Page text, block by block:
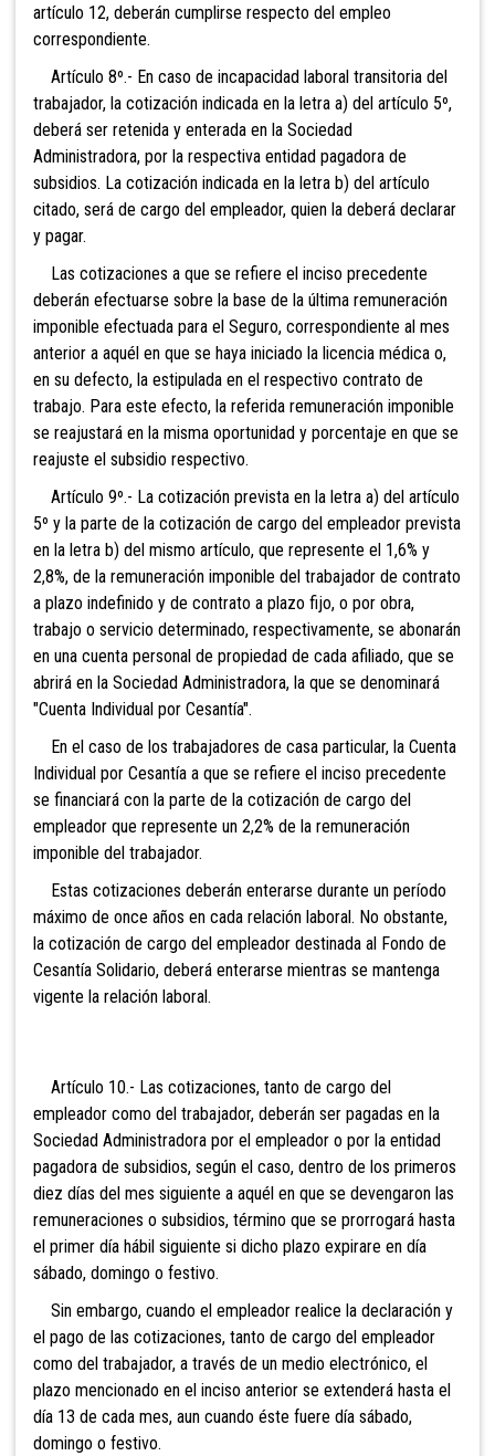
artículo 12, deberán cumplirse respecto del empleo
correspondiente.
Artículo 8º.- En caso de incapacidad laboral transitoria del
trabajador, la cotización indicada en la letra a) del artículo 5º,
deberá ser retenida y enterada en la Sociedad
Administradora, por la respectiva entidad pagadora de
subsidios. La cotización indicada en la letra b) del artículo
citado, será de cargo del empleador, quien la deberá declarar
y pagar.
Las cotizaciones a que se refiere el inciso precedente
deberán efectuarse sobre la base de la última remuneración
imponible efectuada para el Seguro, correspondiente al mes
anterior a aquél en que se haya iniciado la licencia médica o,
en su defecto, la estipulada en el respectivo contrato de
trabajo. Para este efecto, la referida remuneración imponible
se reajustará en la misma oportunidad y porcentaje en que se
reajuste el subsidio respectivo.
Artículo 9º.- La cotización prevista en la letra a) del artículo
5º y la parte de la cotización de cargo del empleador prevista
en la letra b) del mismo artículo, que represente el 1,6% y
2,8%, de la remuneración imponible del trabajador de contrato
a plazo indefinido y de contrato a plazo fijo, o por obra,
trabajo o servicio determinado, respectivamente, se abonarán
en una cuenta personal de propiedad de cada afiliado, que se
abrirá en la Sociedad Administradora, la que se denominará
"Cuenta Individual por Cesantía".
En el caso de los trabajadores de casa particular, la Cuenta
Individual por Cesantía a que se refiere el inciso precedente
se financiará con la parte de la cotización de cargo del
empleador que represente un 2,2% de la remuneración
imponible del trabajador.
Estas cotizaciones deberán enterarse durante un período
máximo de once años en cada relación laboral. No obstante,
la cotización de cargo del empleador destinada al Fondo de
Cesantía Solidario, deberá enterarse mientras se mantenga
vigente la relación laboral.
Artículo 10.- Las cotizaciones, tanto de cargo del
empleador como del trabajador, deberán ser pagadas en la
Sociedad Administradora por el empleador o por la entidad
pagadora de subsidios, según el caso, dentro de los primeros
diez días del mes siguiente a aquél en que se devengaron las
remuneraciones o subsidios, término que se prorrogará hasta
el primer día hábil siguiente si dicho plazo expirare en día
sábado, domingo o festivo.
Sin embargo, cuando el empleador realice la declaración y
el pago de las cotizaciones, tanto de cargo del empleador
como del trabajador, a través de un medio electrónico, el
plazo mencionado en el inciso anterior se extenderá hasta el
día 13 de cada mes, aun cuando éste fuere día sábado,
domingo o festivo.